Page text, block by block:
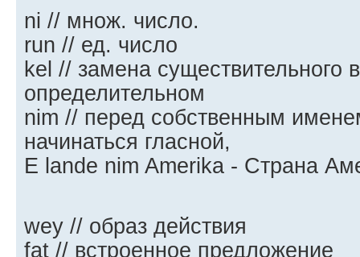
ni // множ. число.
run // ед. число
kel // замена существительного
определительном
nim // перед собственным
начинаться гласной,
E lande nim Amerika - Страна
wey // образ действия
fat // встроенное предложение